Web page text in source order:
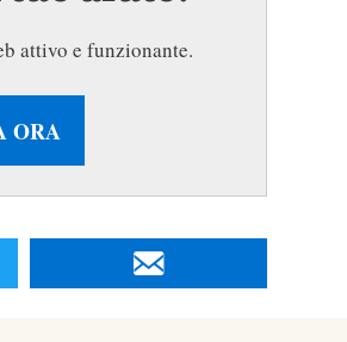
attivo e funzionante.
ORA